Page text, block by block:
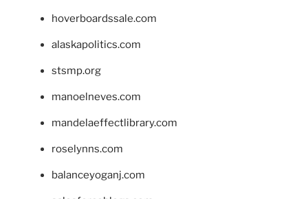
hoverboardssale.com
alaskapolitics.com
stsmp.org
manoelneves.com
mandelaeffectlibrary.com
roselynns.com
balanceyoganj.com